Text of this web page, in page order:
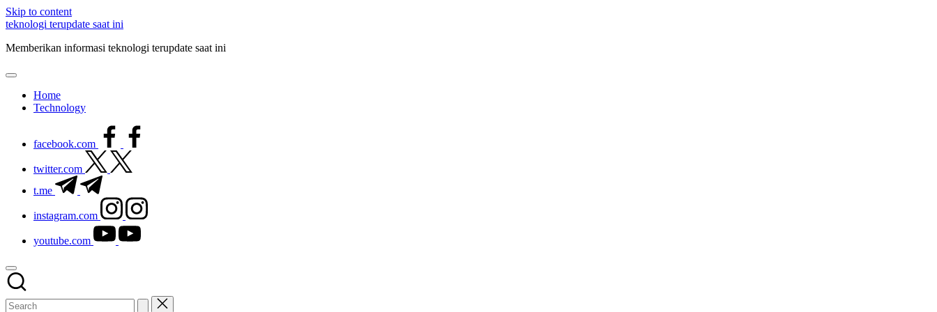
Skip to content
teknologi terupdate saat ini
Memberikan informasi teknologi terupdate saat ini
Home
Technology
facebook.com
twitter.com
t.me
instagram.com
youtube.com